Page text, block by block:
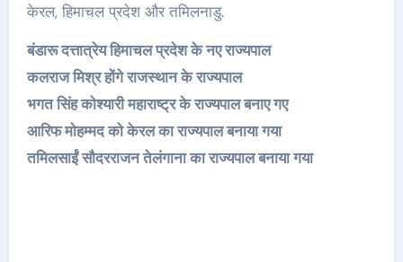
केरल, हिमाचल प्रदेश और तमिलनाडु.
बंडारू दत्तात्रेय हिमाचल प्रदेश के नए राज्यपाल
कलराज मिश्र होंगे राजस्थान के राज्यपाल
भगत सिंह कोश्यारी महाराष्ट्र के राज्यपाल बनाए गए
आरिफ मोहम्मद को केरल का राज्यपाल बनाया गया
तमिलसाईं सौदरराजन तेलंगाना का राज्यपाल बनाया गया